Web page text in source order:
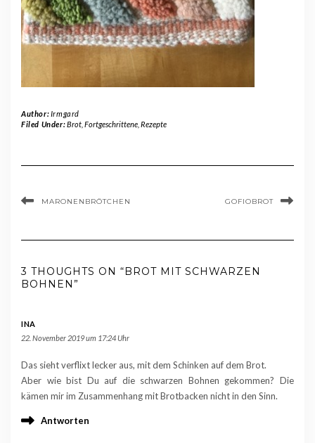
Author:Irmgard
Filed Under:Brot, Fortgeschrittene, Rezepte
MARONENBRÖTCHEN GOFIOBROT
3 THOUGHTS ON “BROT MIT SCHWARZEN
BOHNEN”
INA
22. November 2019 um 17:24 Uhr
Das sieht verflixt lecker aus, mit dem Schinken auf dem Brot.
Aber wie bist Du auf die schwarzen Bohnen gekommen? Die
kämen mir im Zusammenhang mit Brotbacken nicht in den Sinn.
Antworten